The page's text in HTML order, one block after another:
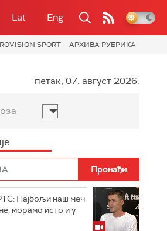
Lat Eng
SPORT АРХИВА РУБРИКА
петак, 07. август 2026.
Најбољи наш меч
морамо исто и у